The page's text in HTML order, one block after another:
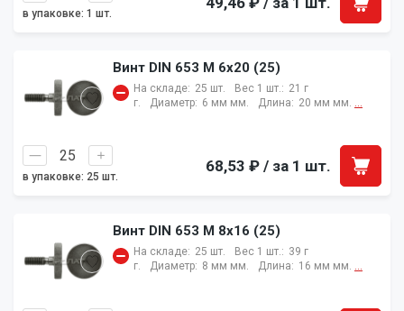
в упаковке: 1 шт.
Винт DIN 653 M 6х20 (25)
На складе: 25 шт. Вес 1 шт.: 21 г
г.
Диаметр: 6 мм мм. Длина: 20 мм мм. ...
в упаковке: 25 шт.
68,53 ₽ / за 1 шт.
Винт DIN 653 M 8х16 (25)
На складе: 25 шт. Вес 1 шт.: 39 г
г.
Диаметр: 8 мм мм. Длина: 16 мм мм. ...